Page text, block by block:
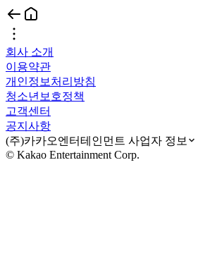
회사 소개
이용약관
개인정보처리방침
청소년보호정책
고객센터
공지사항
(주)카카오엔터테인먼트 사업자 정보
© Kakao Entertainment Corp.